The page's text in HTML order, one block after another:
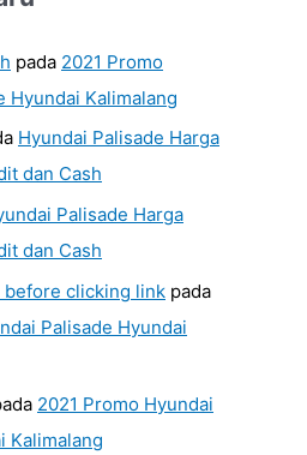
pada 2021 Promo
Hyundai Kalimalang
Hyundai Palisade Harga
dan Cash
Palisade Harga
dan Cash
clicking link pada
Palisade Hyundai
2021 Promo Hyundai
Kalimalang